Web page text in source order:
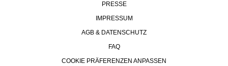
PRESSE
IMPRESSUM
AGB & DATENSCHUTZ
FAQ
COOKIE PRÄFERENZEN ANPASSEN